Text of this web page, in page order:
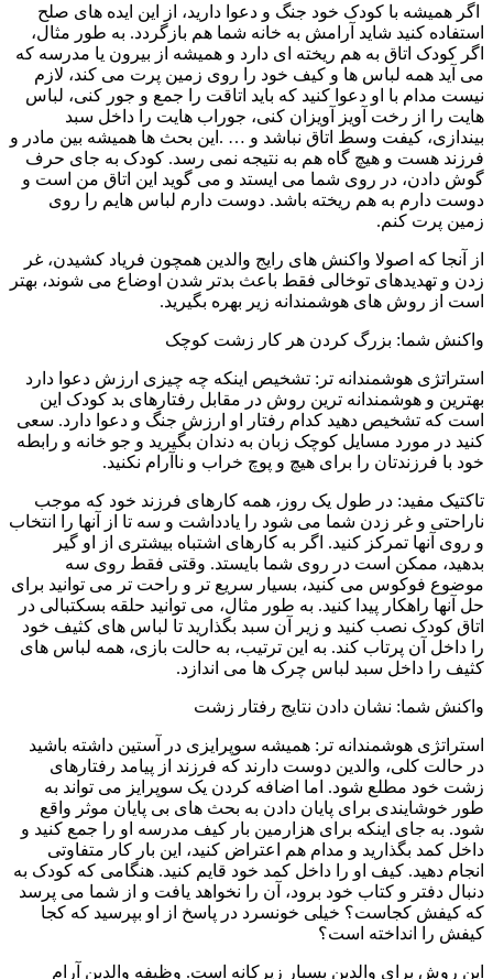
اگر همیشه با کودک خود جنگ و دعوا دارید، از این ایده های صلح
استفاده کنید شاید آرامش به خانه شما هم بازگردد. به طور مثال،
اگر کودک اتاق به هم ریخته ای دارد و همیشه از بیرون یا مدرسه که
می آید همه لباس ها و کیف خود را روی زمین پرت می کند، لازم
نیست مدام با او دعوا کنید که باید اتاقت را جمع و جور کنی، لباس
هایت را از رخت آویز آویزان کنی، جوراب هایت را داخل سبد
بیندازی، کیفت وسط اتاق نباشد و … .این بحث ها همیشه بین مادر و
فرزند هست و هیچ گاه هم به نتیجه نمی رسد. کودک به جای حرف
گوش دادن، در روی شما می ایستد و می گوید این اتاق من است و
دوست دارم به هم ریخته باشد. دوست دارم لباس هایم را روی
زمین پرت کنم.
از آنجا که اصولا واکنش های رایج والدین همچون فریاد کشیدن، غر
زدن و تهدیدهای توخالی فقط باعث بدتر شدن اوضاع می شوند، بهتر
است از روش های هوشمندانه زیر بهره بگیرید.
واکنش شما: بزرگ کردن هر کار زشت کوچک
استراتژی هوشمندانه تر: تشخیص اینکه چه چیزی ارزش دعوا دارد
بهترین و هوشمندانه ترین روش در مقابل رفتارهای بد کودک این
است که تشخیص دهید کدام رفتار او ارزش جنگ و دعوا دارد. سعی
کنید در مورد مسایل کوچک زبان به دندان بگیرید و جو خانه و رابطه
خود با فرزندتان را برای هیچ و پوچ خراب و ناآرام نکنید.
تاکتیک مفید: در طول یک روز، همه کارهای فرزند خود که موجب
ناراحتی و غر زدن شما می شود را یادداشت و سه تا از آنها را انتخاب
و روی آنها تمرکز کنید. اگر به کارهای اشتباه بیشتری از او گیر
بدهید، ممکن است در روی شما بایستد. وقتی فقط روی سه
موضوع فوکوس می کنید، بسیار سریع تر و راحت تر می توانید برای
حل آنها راهکار پیدا کنید. به طور مثال، می توانید حلقه بسکتبالی در
اتاق کودک نصب کنید و زیر آن سبد بگذارید تا لباس های کثیف خود
را داخل آن پرتاب کند. به این ترتیب، به حالت بازی، همه لباس های
کثیف را داخل سبد لباس چرک ها می اندازد.
واکنش شما: نشان دادن نتایج رفتار زشت
استراتژی هوشمندانه تر: همیشه سوپرایزی در آستین داشته باشید
در حالت کلی، والدین دوست دارند که فرزند از پیامد رفتارهای
زشت خود مطلع شود. اما اضافه کردن یک سوپرایز می تواند به
طور خوشایندی برای پایان دادن به بحث های بی پایان موثر واقع
شود. به جای اینکه برای هزارمین بار کیف مدرسه او را جمع کنید و
داخل کمد بگذارید و مدام هم اعتراض کنید، این بار کار متفاوتی
انجام دهید. کیف او را داخل کمد خود قایم کنید. هنگامی که کودک به
دنبال دفتر و کتاب خود برود، آن را نخواهد یافت و از شما می پرسد
که کیفش کجاست؟ خیلی خونسرد در پاسخ از او بپرسید که کجا
کیفش را انداخته است؟
این روش برای والدین بسیار زیرکانه است. وظیفه والدین آرام